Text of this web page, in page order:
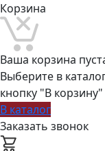
Корзина
Ваша корзина
Выберите в
кнопку "В корзину"
В каталог
Заказать звонок